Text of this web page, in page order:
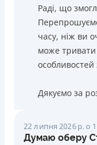
Раді, що
часу, ніж ви
може
особливостей
Дякуємо за
22 липня 2026 р. о
Думаю оберу